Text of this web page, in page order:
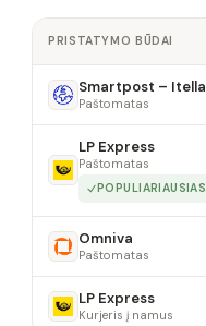
PRISTATYMO BŪDAI
Smartpost – Itella
Paštomatas
LP Express
Paštomatas
POPULIARIAUSIAS
Omniva
Paštomatas
LP Express
Kurjeris į namus